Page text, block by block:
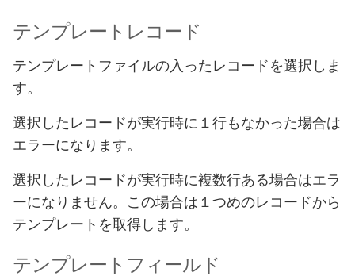
テンプレートレコード
テンプレートファイルの入ったレコードを選択しま
す。
選択したレコードが実行時に１行もなかった場合は
エラーになります。
選択したレコードが実行時に複数行ある場合はエラ
ーになりません。この場合は１つめのレコードから
テンプレートを取得します。
テンプレートフィールド